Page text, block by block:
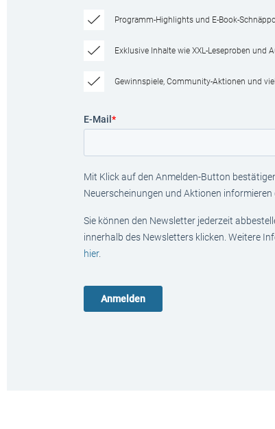
Programm-Highlights und E-Book-
Exklusive Inhalte wie XXL-Leseproben und
Gewinnspiele, Community-Aktionen und
E-Mail *
Mit Klick auf den Anmelden-Button
Neuerscheinungen und Aktionen informieren
Sie können den Newsletter jederzeit
innerhalb des Newsletters klicken. Weitere
hier.